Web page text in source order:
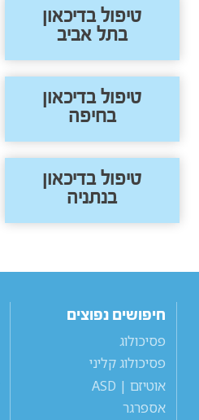
טיפול בדיכאון
בתל אביב
טיפול בדיכאון
בחיפה
טיפול בדיכאון
בנתניה
חיפושים נפוצים
פסיכולוג
פסיכולוג קליני
אוטיזם | ASD
אספרגר